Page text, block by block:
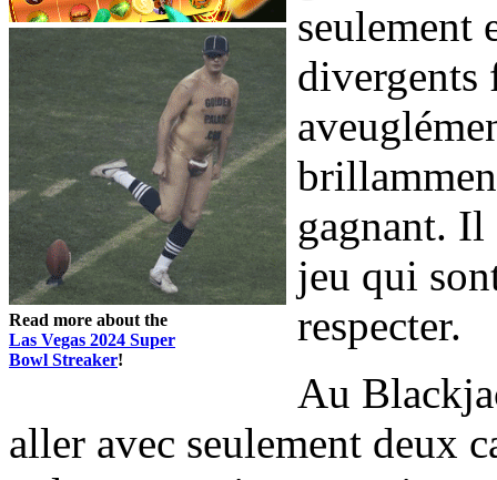
Read more about the
Las Vegas 2024 Super
Bowl Streaker!
seulement
divergents
gagnant. Il
jeu qui
respecter.
Au
aller avec seulement deux